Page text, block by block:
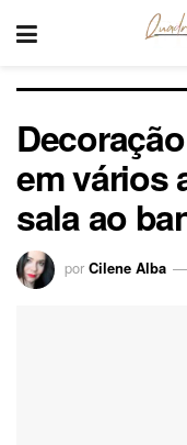
em vários
sala ao
por Cilene Alba